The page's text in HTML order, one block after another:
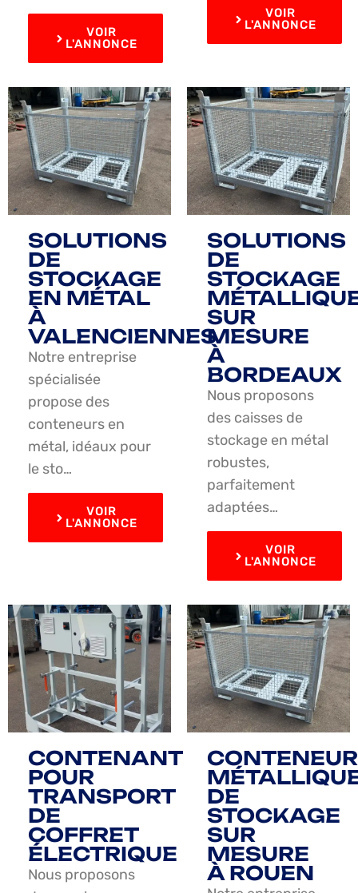
VOIR
L'ANNONCE
VOIR
L'ANNONCE
SOLUTIONS
DE
STOCKAGE
EN MÉTAL
À
VALENCIENNES
Notre entreprise
spécialisée
propose des
conteneurs en
métal, idéaux pour
le sto…
VOIR
L'ANNONCE
SOLUTIONS
DE
STOCKAGE
SUR
MESURE
À
BORDEAUX
Nous proposons
des caisses de
stockage en métal
robustes,
parfaitement
adaptées…
VOIR
L'ANNONCE
CONTENANT
POUR
TRANSPORT
DE
COFFRET
ÉLECTRIQUE
Nous proposons
DE
STOCKAGE
SUR
MESURE
À ROUEN